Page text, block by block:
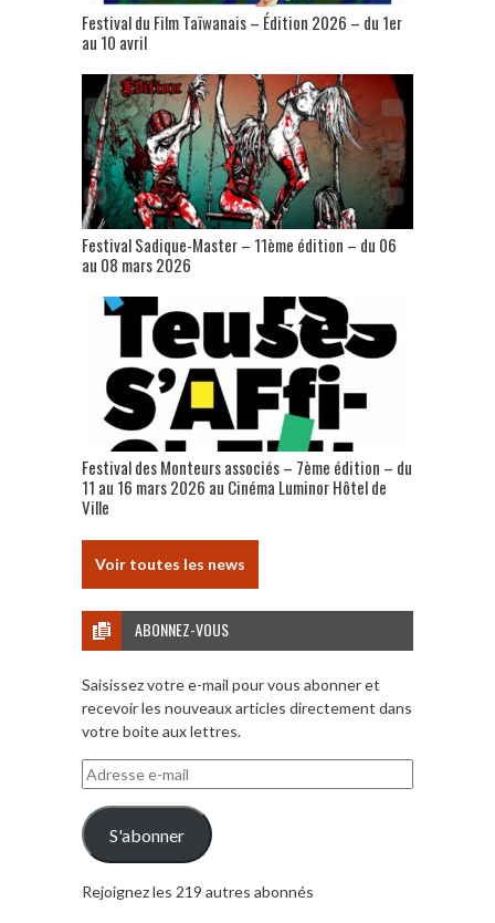
Festival du Film Taïwanais – Édition 2026 – du 1er
au 10 avril
Festival Sadique-Master – 11ème édition – du 06
au 08 mars 2026
Festival des Monteurs associés – 7ème édition – du
11 au 16 mars 2026 au Cinéma Luminor Hôtel de
Ville
Voir toutes les news
ABONNEZ-VOUS
Saisissez votre e-mail pour vous abonner et
recevoir les nouveaux articles directement dans
votre boite aux lettres.
Adresse
e-
mail
S'abonner
Rejoignez les 219 autres abonnés